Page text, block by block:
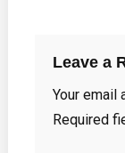
Leave a
Your email
Required